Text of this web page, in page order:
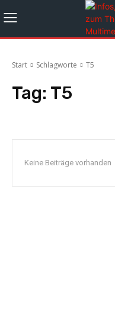
Start Schlagworte T5
Tag: T5
Keine Beiträge vorhanden